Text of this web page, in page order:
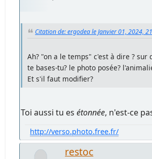
Citation de: ergodea le Janvier 01, 2024,
Ah? "on a le temps" c'est à dire ? sur
te bases-tu? le photo posée?
Et s'il faut modifier?
Toi aussi tu esétonnée, n'est-ce
http://verso.photo.free.fr/
restoc